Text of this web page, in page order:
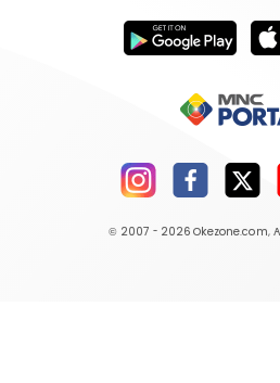
© 2007 - 2026 Okezone.com,